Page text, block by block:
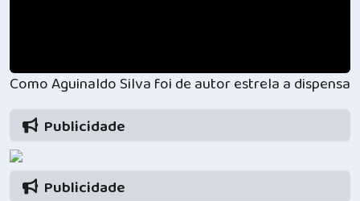
Como Aguinaldo Silva foi de autor estrela a
Publicidade
Publicidade